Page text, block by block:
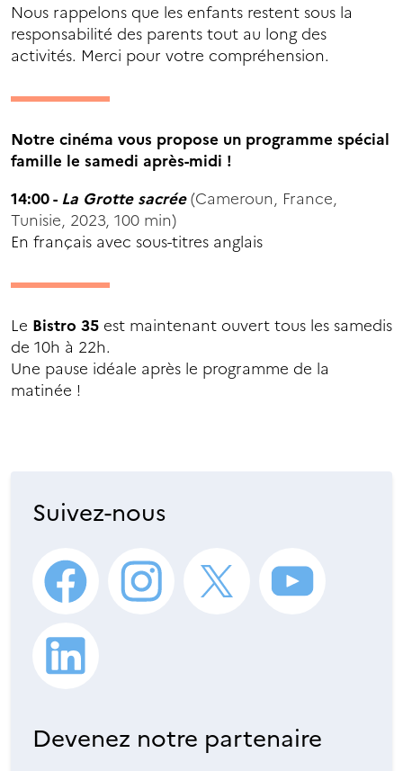
Nous rappelons que les enfants restent sous la
responsabilité des parents tout au long des
activités. Merci pour votre compréhension.
Notre cinéma vous propose un programme spécial
famille le samedi après-midi !
14:00 -La Grotte sacrée(Cameroun, France,
Tunisie, 2023, 100 min)
En français avec sous-titres anglais
Le Bistro 35 est maintenant ouvert tous les samedis
de 10h à 22h.
Une pause idéale après le programme de la
matinée !
Suivez-nous
Devenez notre partenaire